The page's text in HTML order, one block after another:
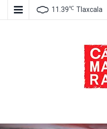
11.39℃ Tlaxcala